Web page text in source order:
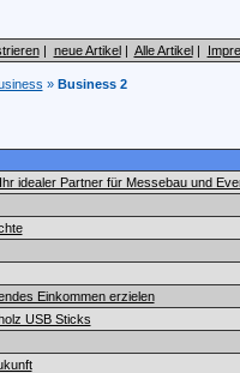
| neue Artikel| Alle Artikel|
» Business 2
idealer Partner für Messebau und
Einkommen erzielen
USB Sticks